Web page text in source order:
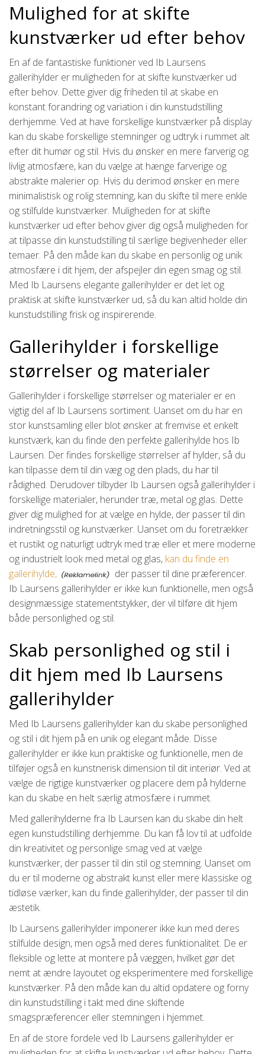
Mulighed for at skifte
kunstværker ud efter behov
En af de fantastiske funktioner ved Ib Laursens
gallerihylder er muligheden for at skifte kunstværker ud
efter behov. Dette giver dig friheden til at skabe en
konstant forandring og variation i din kunstudstilling
derhjemme. Ved at have forskellige kunstværker på display
kan du skabe forskellige stemninger og udtryk i rummet alt
efter dit humør og stil. Hvis du ønsker en mere farverig og
livlig atmosfære, kan du vælge at hænge farverige og
abstrakte malerier op. Hvis du derimod ønsker en mere
minimalistisk og rolig stemning, kan du skifte til mere enkle
og stilfulde kunstværker. Muligheden for at skifte
kunstværker ud efter behov giver dig også muligheden for
at tilpasse din kunstudstilling til særlige begivenheder eller
temaer. På den måde kan du skabe en personlig og unik
atmosfære i dit hjem, der afspejler din egen smag og stil.
Med Ib Laursens elegante gallerihylder er det let og
praktisk at skifte kunstværker ud, så du kan altid holde din
kunstudstilling frisk og inspirerende.
Gallerihylder i forskellige
størrelser og materialer
Gallerihylder i forskellige størrelser og materialer er en
vigtig del af Ib Laursens sortiment. Uanset om du har en
stor kunstsamling eller blot ønsker at fremvise et enkelt
kunstværk, kan du finde den perfekte gallerihylde hos Ib
Laursen. Der findes forskellige størrelser af hylder, så du
kan tilpasse dem til din væg og den plads, du har til
rådighed. Derudover tilbyder Ib Laursen også gallerihylder i
forskellige materialer, herunder træ, metal og glas. Dette
giver dig mulighed for at vælge en hylde, der passer til din
indretningsstil og kunstværker. Uanset om du foretrækker
et rustikt og naturligt udtryk med træ eller et mere moderne
og industrielt look med metal og glas, kan du finde en
gallerihylde,
der passer til dine præferencer.
Ib Laursens gallerihylder er ikke kun funktionelle, men også
designmæssige statementstykker, der vil tilføre dit hjem
både personlighed og stil.
Skab personlighed og stil i
dit hjem med Ib Laursens
gallerihylder
Med Ib Laursens gallerihylder kan du skabe personlighed
og stil i dit hjem på en unik og elegant måde. Disse
gallerihylder er ikke kun praktiske og funktionelle, men de
tilføjer også en kunstnerisk dimension til dit interiør. Ved at
vælge de rigtige kunstværker og placere dem på hylderne
kan du skabe en helt særlig atmosfære i rummet.
Med gallerihylderne fra Ib Laursen kan du skabe din helt
egen kunstudstilling derhjemme. Du kan få lov til at udfolde
din kreativitet og personlige smag ved at vælge
kunstværker, der passer til din stil og stemning. Uanset om
du er til moderne og abstrakt kunst eller mere klassiske og
tidløse værker, kan du finde gallerihylder, der passer til din
æstetik.
Ib Laursens gallerihylder imponerer ikke kun med deres
stilfulde design, men også med deres funktionalitet. De er
fleksible og lette at montere på væggen, hvilket gør det
nemt at ændre layoutet og eksperimentere med forskellige
kunstværker. På den måde kan du altid opdatere og forny
din kunstudstilling i takt med dine skiftende
smagspræferencer eller stemningen i hjemmet.
En af de store fordele ved Ib Laursens gallerihylder er